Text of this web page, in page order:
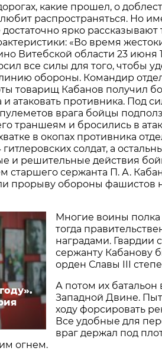
какие прошел, о
распространяться. Но
ярко рассказывают
«Во время
Витебской области 23 июня
все силы для того, чтобы
обороны. Командир
товарищ Кабанов получил
и атаковать противника. Под
врага бойцы
траншеям и бросились в
в окопах противника
солдат, а
и решительные действия
старшего сержанта П. А.
прорыву обороны фашистов
Многие воины
тогда
наградами. Гвардии
сержанту Кабанову
орден Славы III
А потом их
Западной Двине.
ходу форсировать
Все удобные для
враг держал под
огнем.